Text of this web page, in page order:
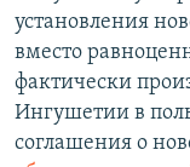
установления
вместо
фактически
Ингушетии в
соглашения о